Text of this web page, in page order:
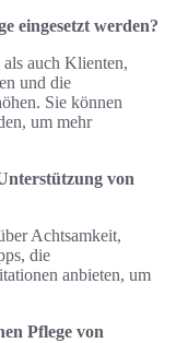
eingesetzt werden?
auch Klienten,
und die
Sie können
um mehr
von
Achtsamkeit,
die
anbieten, um
Pflege von